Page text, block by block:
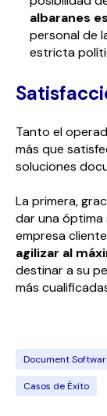
albaranes
personal de
estricta
Tanto el
más que
soluciones
La primera,
dar una óptima
empresa
agilizar al
destinar a su
más
Document
Casos de Éxito